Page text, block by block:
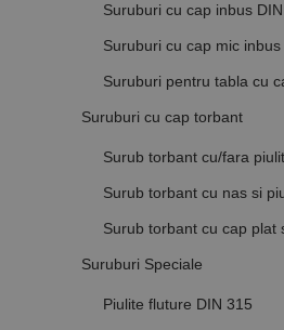
Suruburi cu cap inbus
Suruburi cu cap mic
Suruburi pentru tabla cu
Suruburi cu cap torbant
Surub torbant cu/fara
Surub torbant cu nas si
Surub torbant cu cap plat
Suruburi Speciale
Piulite fluture DIN 315